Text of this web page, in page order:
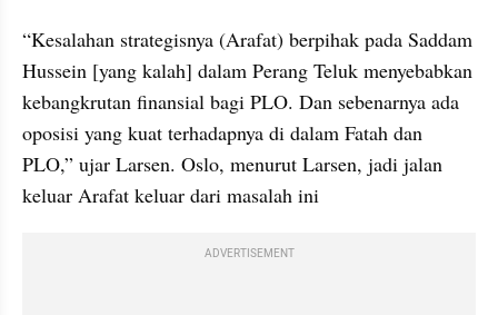
“Kesalahan strategisnya (Arafat) berpihak pada Saddam
Hussein [yang kalah] dalam Perang Teluk menyebabkan
kebangkrutan finansial bagi PLO. Dan sebenarnya ada
oposisi yang kuat terhadapnya di dalam Fatah dan
PLO,” ujar Larsen. Oslo, menurut Larsen, jadi jalan
keluar Arafat keluar dari masalah ini
ADVERTISEMENT